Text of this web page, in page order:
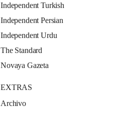
Independent Turkish
Independent Persian
Independent Urdu
The Standard
Novaya Gazeta
EXTRAS
Archivo